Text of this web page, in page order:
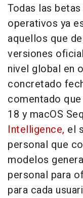
Todas las
operativos ya
aquellos que
versiones
nivel global en
concretado
comentado
18 y macOS
Intelligence, el
personal que
modelos
personal para
para cada